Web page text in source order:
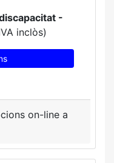
-
inclòs)
on-line a